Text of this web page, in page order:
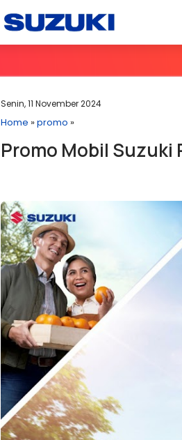
Senin, 11 November 2024
Home »promo »
Promo Mobil Suzuki